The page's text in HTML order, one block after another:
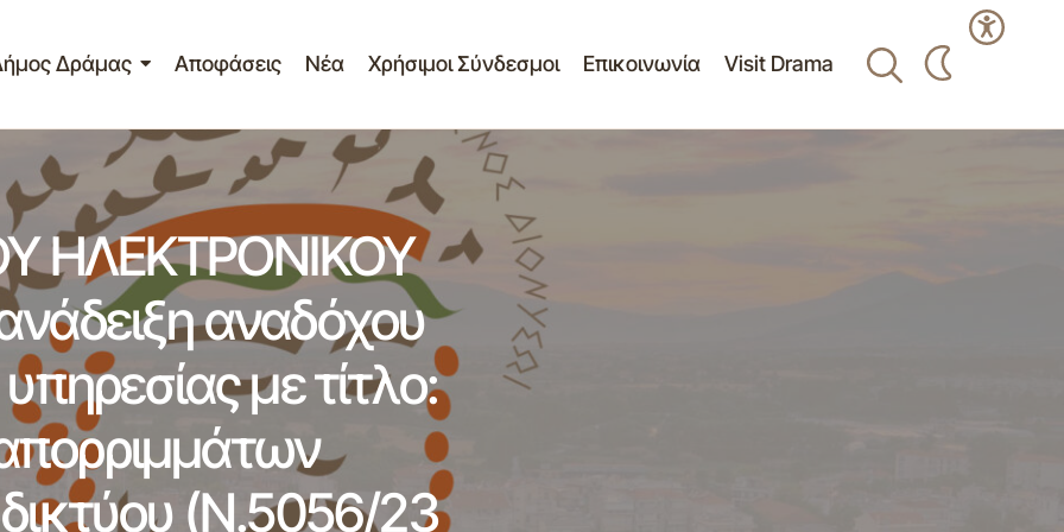
Δράμας Αποφάσεις Νέα Χρήσιμοι Σύνδεσμοι Επικοινωνία Visit Drama
ΠΡΟΚΗΡΥΞΗ ΑΝΟΙΚΤΟΥ ΗΛΕΚΤΡΟΝΙΚΟΥ ΔΙΑΓΩΝΙΣΜΟΥ για την
ανάδειξη αναδόχου εκτέλεσης της γενικής υπηρεσίας με τίτλο: «Δαπάνη
αποκομιδής απορριμμάτων Περιφερειακού οδικού δικτύου (Ν.5056/23
αρ.41)»
ΗΛΕΚΤΡΟΝΙΚΟΥ
αναδόχου
με τίτλο:
(Ν.5056/23